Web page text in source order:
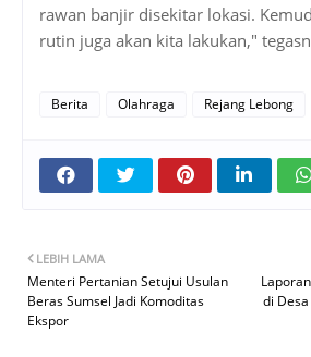
rawan banjir disekitar lokasi.
rutin juga akan kita lakukan,"
Berita Olahraga Rejang Lebong
di
LEBIH LAMA
Menteri Pertanian Setujui Usulan
Beras Sumsel Jadi Komoditas
Ekspor